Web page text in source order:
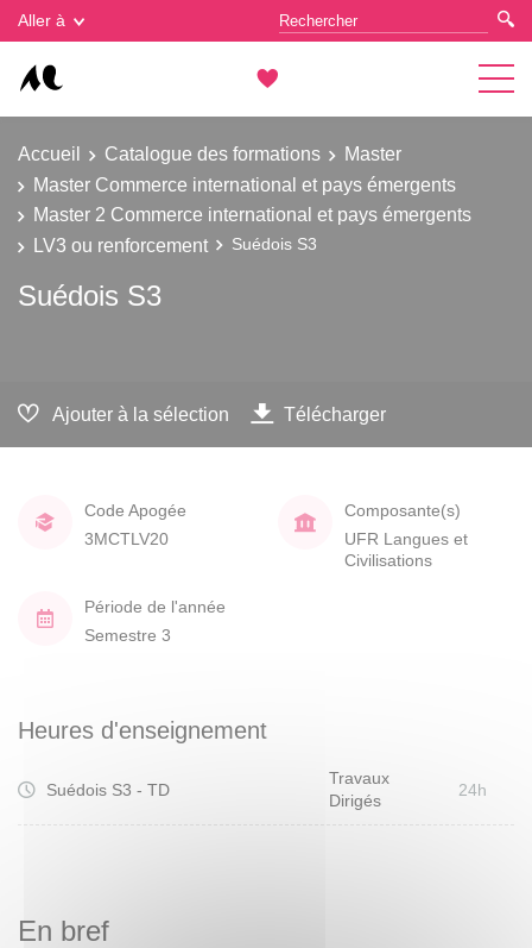
Aller à
Accueil Catalogue des formations
Master
Master Commerce international et pays émergents
Master 2 Commerce international et pays émergents
LV3 ou renforcement
Suédois S3
Suédois S3
Ajouter à la sélection Télécharger
Code Apogée
3MCTLV20
Composante(s)
UFR Langues et
Civilisations
Période de l'année
Semestre 3
Heures d'enseignement
Suédois S3 - TD
Travaux
Dirigés
24h
En bref
Gestion des cookies